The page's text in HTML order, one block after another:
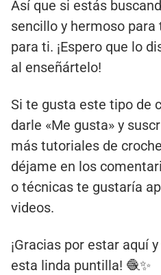
Así que si estás
sencillo y hermoso
para ti. ¡Espero que lo
al enseñártelo!
Si te gusta este tipo de
darle «Me gusta» y
más tutoriales de
déjame en los
o técnicas te gustaría
videos.
¡Gracias por estar aquí
esta linda puntilla! 🧶✨